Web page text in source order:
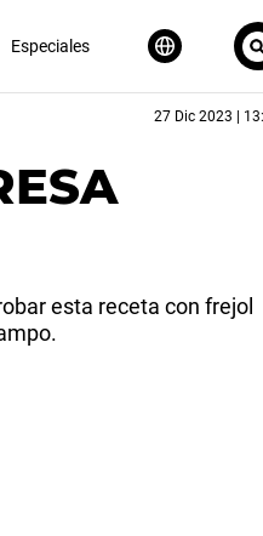
Especiales
27 Dic 2023 |
esta receta con frejol